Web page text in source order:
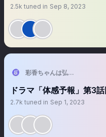
2.5k tuned in Sep 8, 2023
彩香ちゃんは弘子先輩に恋
ドラマ「体感予報」第3
2.7k tuned in Sep 1, 2023